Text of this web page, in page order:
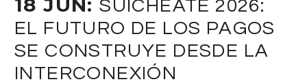
18 JUN:SUICHÉATE 2026:
EL FUTURO DE LOS PAGOS
SE CONSTRUYE DESDE LA
INTERCONEXIÓN